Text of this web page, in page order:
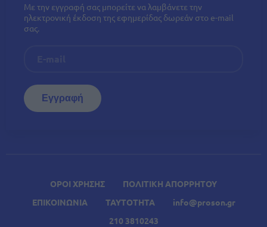
ΟΡΟΙ ΧΡΗΣΗΣ
ΠΟΛΙΤΙΚΗ ΑΠΟΡΡΗΤΟΥ
ΕΠΙΚΟΙΝΩΝΙΑ
ΤΑΥΤΟΤΗΤΑ
info@proson.gr
210 3810243
Με την εγγραφή σας μπορείτε να λαμβάνετε την
ηλεκτρονική έκδοση της εφημερίδας δωρεάν στο e-mail
σας.